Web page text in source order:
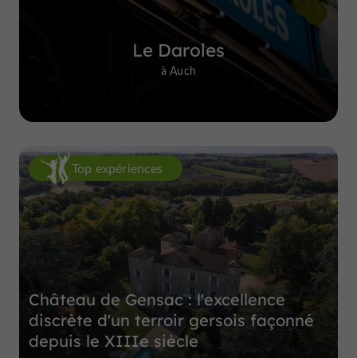
Le Daroles
à Auch
Top expériences
Château de Gensac : l'excellence
discrète d'un terroir gersois façonné
depuis le XIIIe siècle